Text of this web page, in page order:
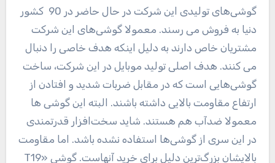
گوشی‌های تولیدی این شرکت در حال حاضر در 90 کشور
دنیا به فروش می رسند. معمولا گوشی‌های این شرکت
مشتریان خاص دارند به دلیل اینکه هدف خاصی را دنبال
می کنند. هدف اصلی تولید موبایل در این شرکت، ساخت
گوشی‌هایی است که در مقابل ضربات شدید و افتادن از
ارتفاع مقاومت بالایی داشته باشند. البته این گوشی ها
معمولا ضدآب هم هستند. شاید سخت‌افزار قدرتمندی
در این سری از گوشی‌ها استفاده نشده باشد. اما مقاومت